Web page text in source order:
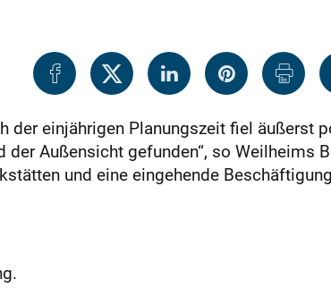
der einjährigen Planungszeit fiel äußerst
der Außensicht gefunden“, so Weilheims
und eine eingehende